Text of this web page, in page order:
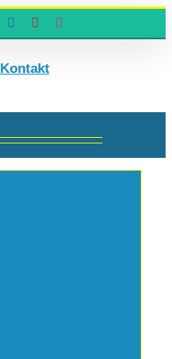
FacebookYouTube
Kontakt